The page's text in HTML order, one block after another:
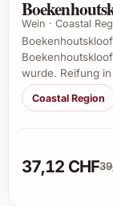
Wein · Coastal
wurde. Reifung
Coastal Region
37,12 CHF